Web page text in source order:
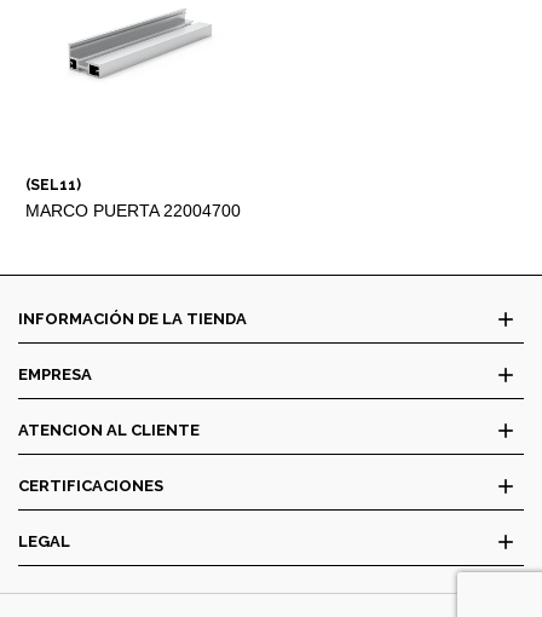
MARCO PUERTA 22004700
(SEL11)
INFORMACIÓN DE LA TIENDA add
EMPRESA add
ATENCION AL CLIENTE add
CERTIFICACIONES add
LEGAL add